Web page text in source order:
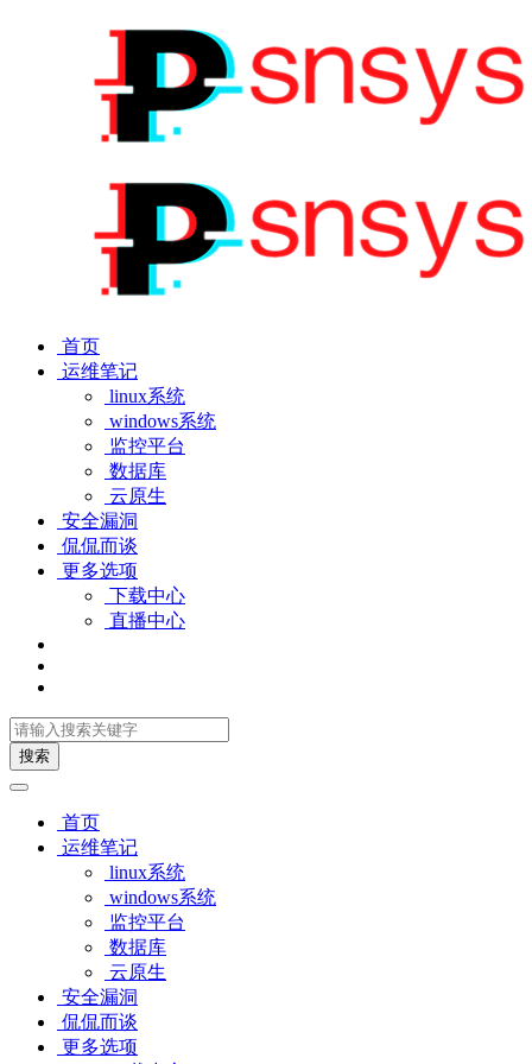
首页
运维笔记
linux系统
windows系统
监控平台
数据库
云原生
安全漏洞
侃侃而谈
更多选项
下载中心
直播中心
搜索
首页
运维笔记
linux系统
windows系统
监控平台
数据库
云原生
安全漏洞
侃侃而谈
更多选项